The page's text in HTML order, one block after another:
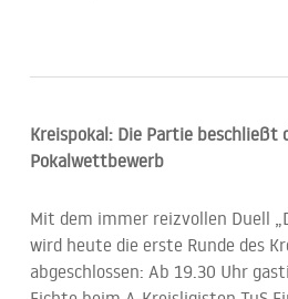
Kreispokal: Die Partie beschließt
Pokalwettbewerb
Mit dem immer reizvollen Duell
wird heute die erste Runde des
abgeschlossen: Ab 19.30 Uhr